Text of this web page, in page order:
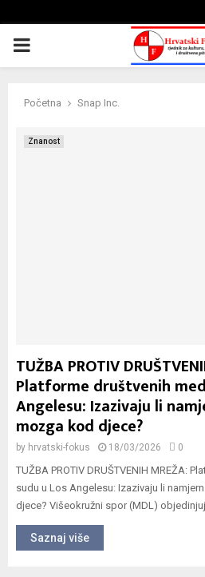
PRIMARY
Početna Snap Inc.
Znanost
TUŽBA PROTIV
Platforme društvenih
Angelesu: Izazivaju li
mozga kod djece?
by hrvatski-fokus 18/03/2026 0
TUŽBA PROTIV DRUŠTVENIH MREŽA:
sudu u Los Angelesu: Izazivaju li
djece? Višeokružni spor (MDL)
Saznaj više